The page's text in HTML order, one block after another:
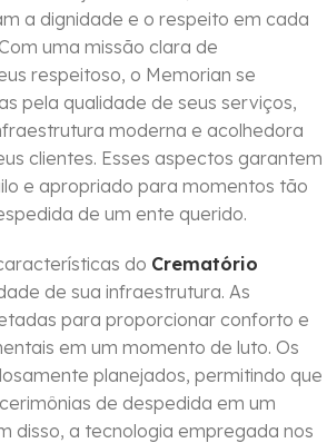
a dignidade e o respeito em cada
uma missão clara de
respeitoso, o Memorian se
pela qualidade de seus serviços,
moderna e acolhedora
clientes. Esses aspectos garantem
e apropriado para momentos tão
de um ente querido.
do Crematório
de sua infraestrutura. As
para proporcionar conforto e
em um momento de luto. Os
planejados, permitindo que
de despedida em um
disso, a tecnologia empregada nos